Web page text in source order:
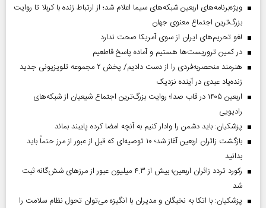
ویژه‌برنامه‌های اربعین شبکه‌های سیما اعلام شد؛ از ارتباط زنده با کربلا تا روایت
بزرگ‌ترین اجتماع معنوی جهان
لغو تحریم‌های ایران از سوی آمریکا صحت ندارد
در کمین تروریست‌ها هستیم و آماده پاسخ قاطعیم
هنرمند منحصر‌به‌فردی را از دست دادیم/ پخش ۲ مجموعه تلویزیونی جدید
زنده‌یاد عبدی در آینده نزدیک
اربعین ۱۴۰۵ در قاب صدا؛ روایت بزرگ‌ترین اجتماع شیعیان از شبکه‌های
رادیویی
پزشکیان: باید دشمن را وادار کنیم به آنچه امضا کرده پایبند بماند
بازگشت زائران اربعین آغاز شد؛ ۱۰ توصیه‌ای که قبل از عبور از مرز حتماً باید
بدانید
رکورد تردد زائران اربعین؛ بیش از ۴.۳ میلیون عبور از مرزهای شش‌گانه ثبت
شد
پزشکیان: با اتکا به نخبگان و مدیران با انگیزه می‌توان تحول نظام سلامت را